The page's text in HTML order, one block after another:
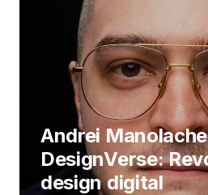
Andrei
DesignVerse:
design digital